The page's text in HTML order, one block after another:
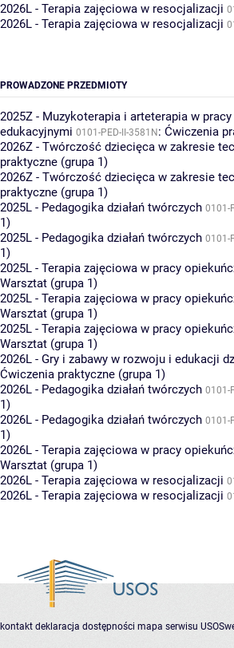
2026L - Terapia zajęciowa w resocjalizacji
2026L - Terapia zajęciowa w resocjalizacji
PROWADZONE PRZEDMIOTY
2025Z - Muzykoterapia i arteterapia w
edukacyjnymi 0101-PED-II-3581N : Ćwiczenia
2026Z - Twórczość dziecięca w zakresie
praktyczne (grupa 1)
2026Z - Twórczość dziecięca w zakresie
praktyczne (grupa 1)
2025L - Pedagogika działań twórczych 0101-
1)
2025L - Pedagogika działań twórczych 0101-
1)
2025L - Terapia zajęciowa w pracy
Warsztat (grupa 1)
2025L - Terapia zajęciowa w pracy
Warsztat (grupa 1)
2025L - Terapia zajęciowa w pracy
Warsztat (grupa 1)
2026L - Gry i zabawy w rozwoju i edukacji
Ćwiczenia praktyczne (grupa 1)
2026L - Pedagogika działań twórczych 0101-
1)
2026L - Pedagogika działań twórczych 0101-
1)
2026L - Terapia zajęciowa w pracy
Warsztat (grupa 1)
2026L - Terapia zajęciowa w resocjalizacji
2026L - Terapia zajęciowa w resocjalizacji
kontakt deklaracja dostępności mapa serwisu